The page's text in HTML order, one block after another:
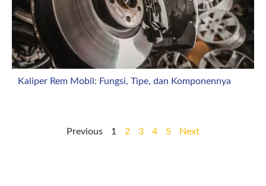
Kaliper Rem Mobil: Fungsi, Tipe, dan Komponennya
Previous 1 2 3 4 5 Next